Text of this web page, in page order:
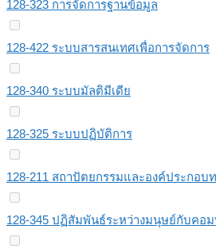
128-323 การจัดการฐานข้อมูล
128-422 ระบบสารสนเทศเพื่อการจัดการ
128-340 ระบบมัลติมีเดีย
128-325 ระบบปฏิบัติการ
128-211 สถาปัตยกรรมและองค์ประกอบ
128-345 ปฏิสัมพันธ์ระหว่างมนุษย์กับคอม